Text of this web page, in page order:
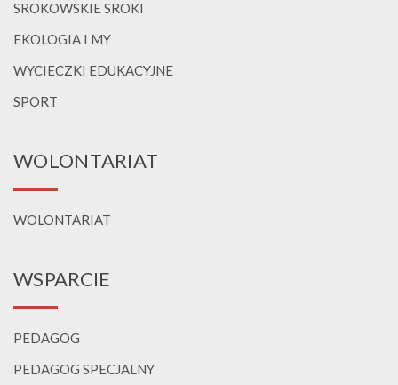
SROKOWSKIE SROKI
EKOLOGIA I MY
WYCIECZKI EDUKACYJNE
SPORT
WOLONTARIAT
WOLONTARIAT
WSPARCIE
PEDAGOG
PEDAGOG SPECJALNY